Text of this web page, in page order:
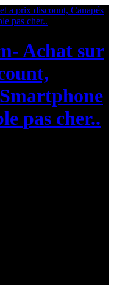
Achat sur
pas cher..